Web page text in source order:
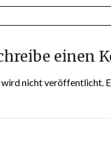
einen
nicht veröffentlicht.